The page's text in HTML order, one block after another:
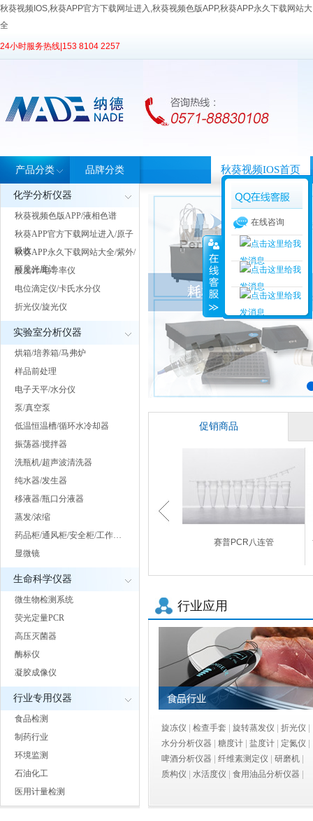
秋葵视频IOS,秋葵APP官方下载网址进入,秋葵视频色版APP,秋葵APP永久下载网站大
全
24小时服务热线| 153 8104 2257
产品分类
化学分析仪器
秋葵视频色版APP/液相色谱
秋葵APP官方下载网址进入/原子
吸收
秋葵APP永久下载网站大全/紫外/
可见光度计
酸度计/电导率仪
电位滴定仪/卡氏水分仪
折光仪/旋光仪
实验室分析仪器
烘箱/培养箱/马弗炉
样品前处理
电子天平/水分仪
泵/真空泵
低温恒温槽/循环水冷却器
振荡器/搅拌器
洗瓶机/超声波清洗器
纯水器/发生器
移液器/瓶口分液器
蒸发/浓缩
药品柜/通风柜/安全柜/工作…
显微镜
生命科学仪器
微生物检测系统
荧光定量PCR
高压灭菌器
酶标仪
凝胶成像仪
行业专用仪器
食品检测
制药行业
环境监测
石油化工
医用计量检测
品牌分类 秋葵视频IOS首页
促销商品
赛普PCR八连管
行业应用
旋冻仪 检查手套 旋转蒸发仪
折光仪
水分分析仪器
糖度计 盐度计
定氮仪
啤酒分析仪器
纤维素测定仪
研磨机
质构仪
水活度仪
食用油品分析仪器
在线咨询